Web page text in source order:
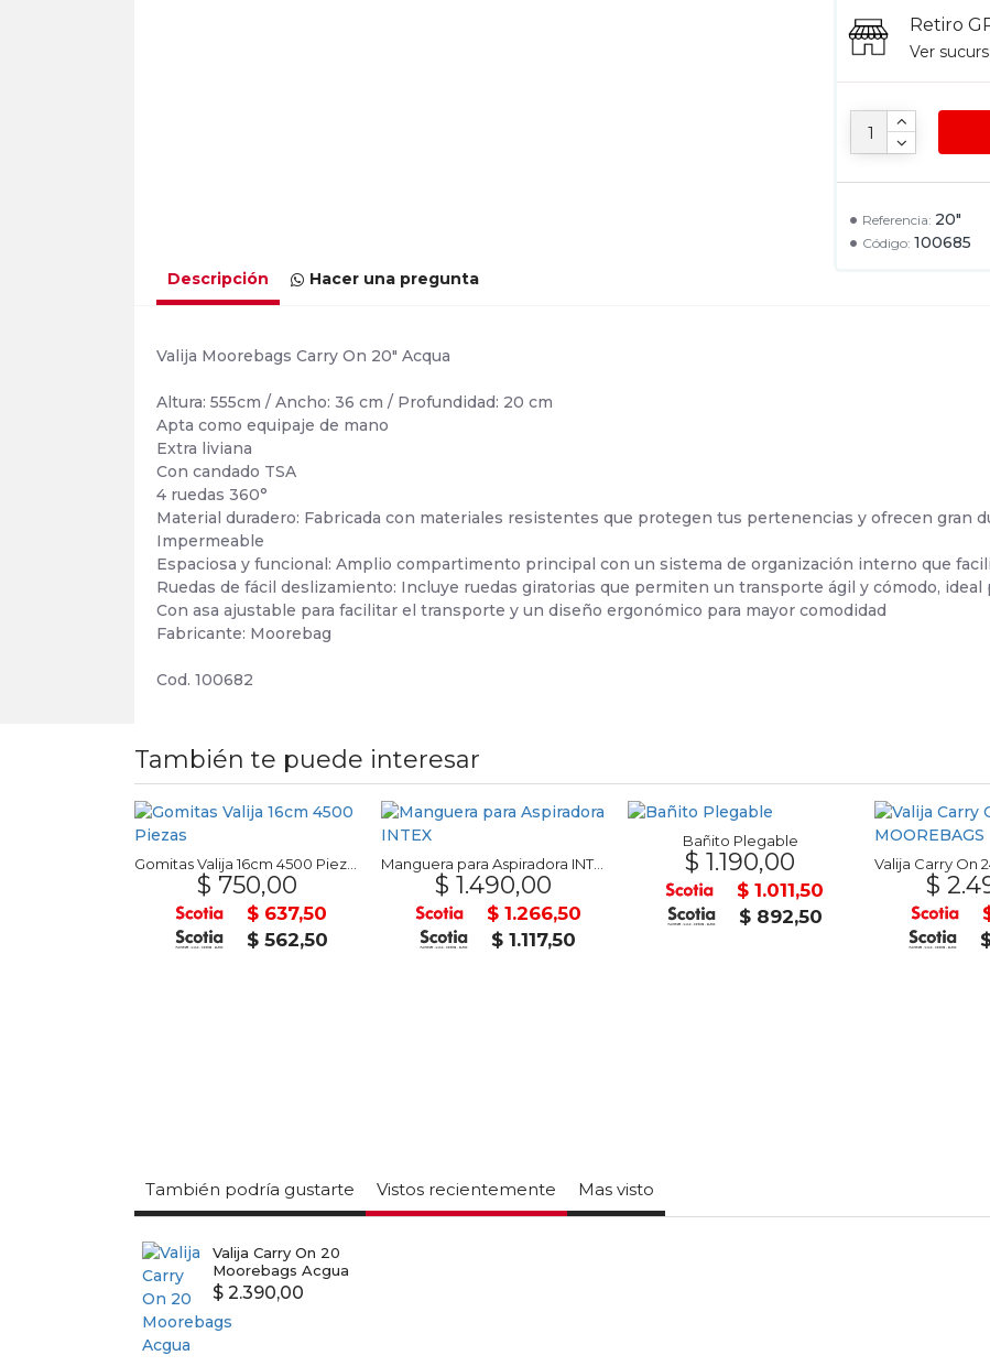
Referencia: 20"
Código: 100685
Retiro
Ver
Descripción Hacer una pregunta
Valija Moorebags Carry On 20" Acqua
Altura: 555cm / Ancho: 36 cm / Profundidad: 20 cm
Apta como equipaje de mano
Extra liviana
Con candado TSA
4 ruedas 360°
Material duradero: Fabricada con materiales resistentes que protegen tus pertenencias y ofrecen gran
Impermeable
Espaciosa y funcional: Amplio compartimento principal con un sistema de organización interno que
Ruedas de fácil deslizamiento: Incluye ruedas giratorias que permiten un transporte ágil y cómodo, ideal
Con asa ajustable para facilitar el transporte y un diseño ergonómico para mayor comodidad
Fabricante: Moorebag
Cod. 100682
También te puede interesar
$ 750,00
$ 637,50
$ 562,50
Manguera para Aspiradora INTEX
$ 1.490,00
$ 1.266,50
$ 1.117,50
Bañito Plegable
$ 1.190,00
$ 1.011,50
$ 892,50
$
También podría gustarte Vistos recientemente Mas visto
Valija Carry On 20
Moorebags Acgua
$ 2.390,00